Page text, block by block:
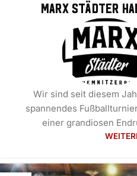
Marx Städter
Wir sind seit diesem
spannendes
einer grandiosen